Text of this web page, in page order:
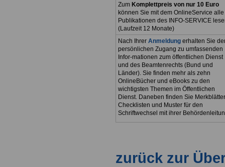
Zum Komplettpreis von nur 10 Euro
können Sie mit dem OnlineService alle
Publikationen des INFO-SERVICE
(Laufzeit 12 Monate)
Nach Ihrer Anmeldung erhalten Sie
persönlichen Zugang zu umfassenden
Infor-mationen zum öffentlichen Dienst
und des Beamtenrechts (Bund und
Länder). Sie finden mehr als zehn
OnlineBücher und eBooks zu den
wichtigsten Themen im Öffentlichen
Dienst. Daneben finden Sie
Checklisten und Muster für den
Schriftwechsel mit ihrer
zurück zur